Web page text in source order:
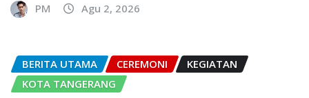
PM Agu 2, 2026
BERITA UTAMA CEREMONI
KEGIATAN
KOTA TANGERANG